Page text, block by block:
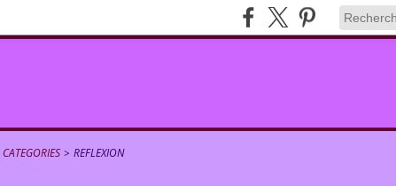
CATEGORIES > REFLEXION